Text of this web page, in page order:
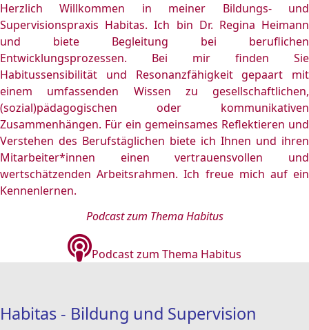
Herzlich Willkommen in meiner Bildungs- und
Supervisionspraxis Habitas. Ich bin Dr. Regina Heimann
und biete Begleitung bei beruflichen
Entwicklungsprozessen. Bei mir finden Sie
Habitussensibilität und Resonanzfähigkeit gepaart mit
einem umfassenden Wissen zu gesellschaftlichen,
(sozial)pädagogischen oder kommunikativen
Zusammenhängen. Für ein gemeinsames Reflektieren und
Verstehen des Berufstäglichen biete ich Ihnen und ihren
Mitarbeiter*innen einen vertrauensvollen und
wertschätzenden Arbeitsrahmen. Ich freue mich auf ein
Kennenlernen.
Podcast zum Thema Habitus
Podcast zum Thema Habitus
Habitas - Bildung und Supervision